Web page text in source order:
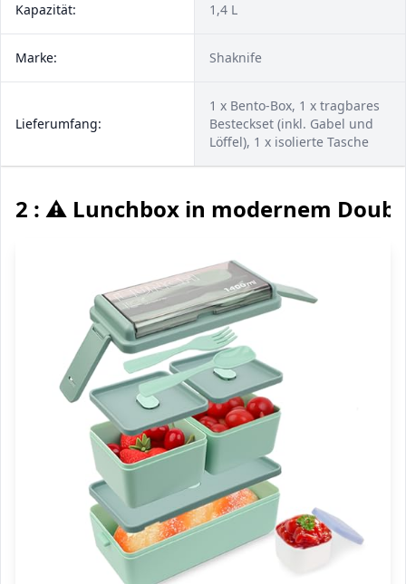
Kapazität: 1,4 L
Marke: Shaknife
Lieferumfang:
1 x Bento-Box, 1 x tragbares
Besteckset (inkl. Gabel und
Löffel), 1 x isolierte Tasche
2 : ⚠️ Lunchbox in modernem